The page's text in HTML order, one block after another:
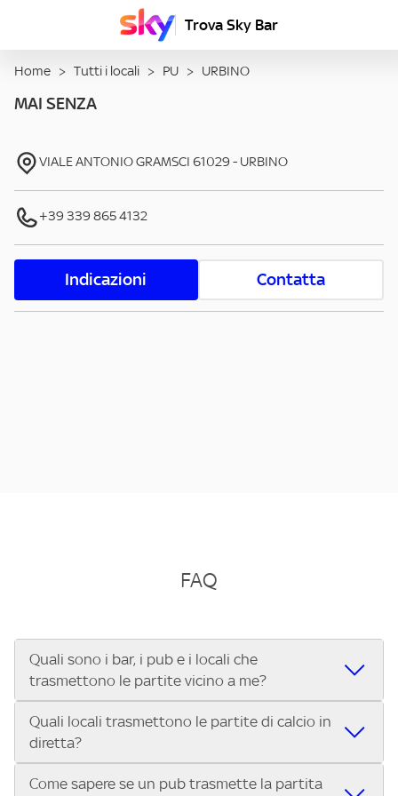
Trova Sky Bar
Home > Tutti i locali > PU > URBINO
MAI SENZA
VIALE ANTONIO GRAMSCI 61029 - URBINO
+39 339 865 4132
Indicazioni Contatta
FAQ
Quali sono i bar, i pub e i locali che
trasmettono le partite vicino a me?
Se cerchi un bar, pub, ristorante o locale vicino a te per
vedere le partite di Serie A ENILIVE, la Serie C Sky Wifi, la
UEFA Champions League, la UEFA Europa League, la UEFA
Conference League, il Tennis, la Formula 1®, la MotoGP™ e
Quali locali trasmettono le partite di calcio in
diretta?
Vuoi sapere quali bar, pub o ristoranti mostrano le partite
Come sapere se un pub trasmette la partita